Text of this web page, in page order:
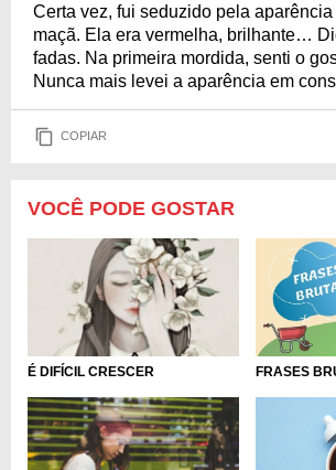
Certa vez, fui seduzido pela
maçã. Ela era vermelha, brilhante…
fadas. Na primeira mordida, senti o
Nunca mais levei a aparência em
COPIAR
VOCÊ PODE GOSTAR
É DIFÍCIL CRESCER FRASES